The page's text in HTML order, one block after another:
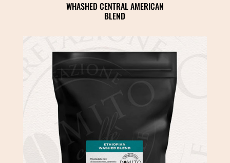
WHASHED CENTRAL AMERICAN
BLEND